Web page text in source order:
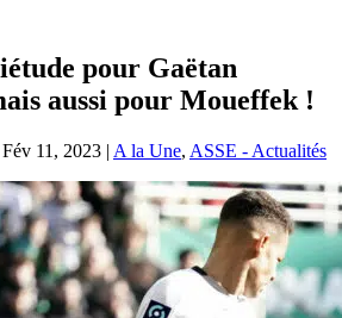
pour Gaëtan
aussi pour Moueffek !
Fév 11, 2023 | A la Une, ASSE - Actualités